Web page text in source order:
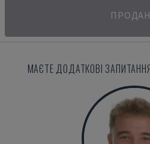
МАЄТЕ ДОДАТКОВІ